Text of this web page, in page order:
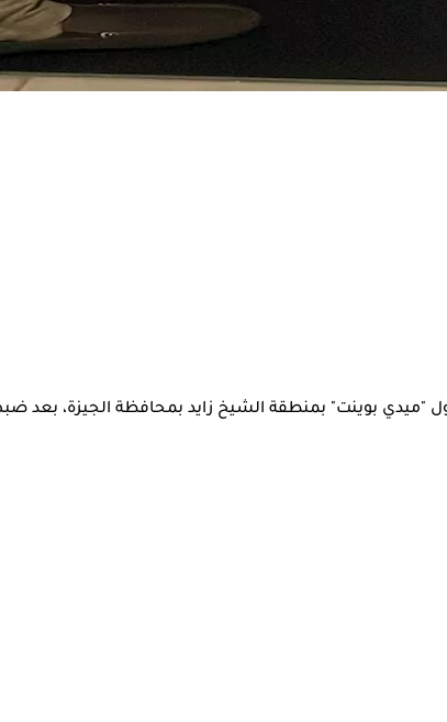
بوينت" بمنطقة الشيخ زايد بمحافظة الجيزة، بعد